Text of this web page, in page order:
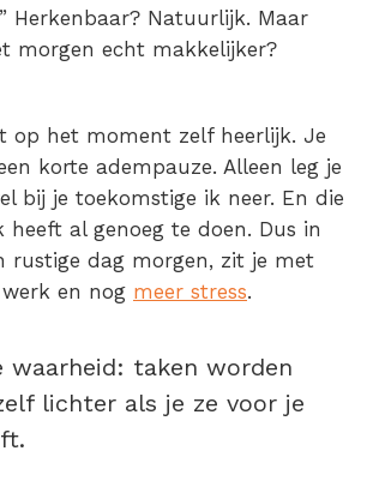
” Herkenbaar? Natuurlijk. Maar
morgen echt makkelijker?
op het moment zelf heerlijk. Je
korte adempauze. Alleen leg je
bij je toekomstige ik neer. En die
heeft al genoeg te doen. Dus in
rustige dag morgen, zit je met
en nog meer stress.
waarheid: taken worden
lichter als je ze voor je